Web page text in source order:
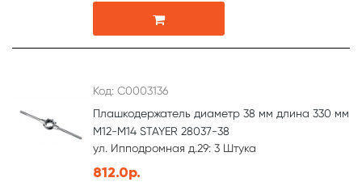
Код: С0003136
Плашкодержатель диаметр 38 мм длина 330 мм
М12-М14 STAYER 28037-38
ул. Ипподромная д.29: 3 Штука
812.0р.